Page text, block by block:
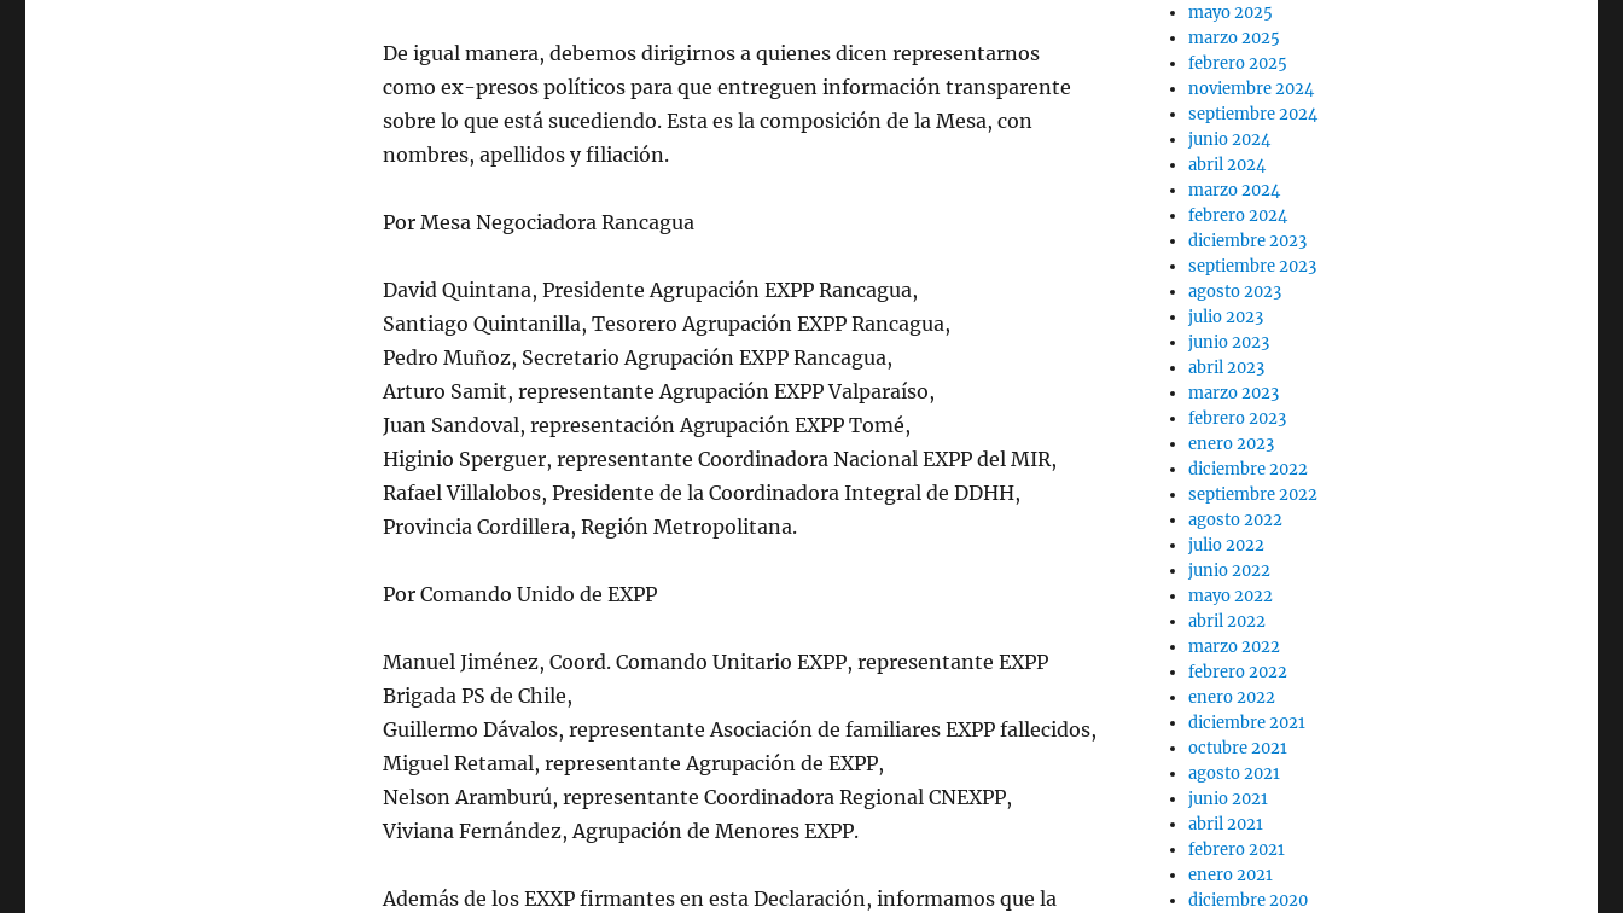
De igual manera, debemos dirigirnos a quienes dicen representarnos
como ex-presos políticos para que entreguen información transparente
sobre lo que está sucediendo. Esta es la composición de la Mesa, con
nombres, apellidos y filiación.
Por Mesa Negociadora Rancagua
David Quintana, Presidente Agrupación EXPP Rancagua,
Santiago Quintanilla, Tesorero Agrupación EXPP Rancagua,
Pedro Muñoz, Secretario Agrupación EXPP Rancagua,
Arturo Samit, representante Agrupación EXPP Valparaíso,
Juan Sandoval, representación Agrupación EXPP Tomé,
Higinio Sperguer, representante Coordinadora Nacional EXPP del MIR,
Rafael Villalobos, Presidente de la Coordinadora Integral de DDHH,
Provincia Cordillera, Región Metropolitana.
Por Comando Unido de EXPP
Manuel Jiménez, Coord. Comando Unitario EXPP, representante EXPP
Brigada PS de Chile,
Guillermo Dávalos, representante Asociación de familiares EXPP fallecidos,
Miguel Retamal, representante Agrupación de EXPP,
Nelson Aramburú, representante Coordinadora Regional CNEXPP,
Viviana Fernández, Agrupación de Menores EXPP.
Además de los EXXP firmantes en esta Declaración, informamos que la
mayo 2025
marzo 2025
febrero 2025
noviembre 2024
septiembre 2024
junio 2024
abril 2024
marzo 2024
febrero 2024
diciembre 2023
septiembre 2023
agosto 2023
julio 2023
junio 2023
abril 2023
marzo 2023
febrero 2023
enero 2023
diciembre 2022
septiembre 2022
agosto 2022
julio 2022
junio 2022
mayo 2022
abril 2022
marzo 2022
febrero 2022
enero 2022
diciembre 2021
octubre 2021
agosto 2021
junio 2021
abril 2021
febrero 2021
enero 2021
diciembre 2020